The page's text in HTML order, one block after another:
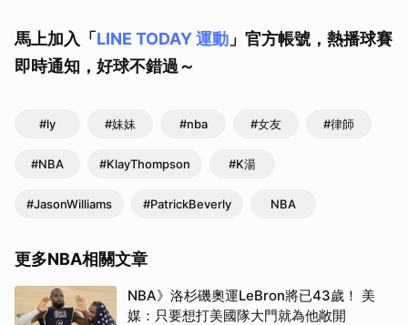
馬上加入「LINE TODAY 運動 」官方帳號，熱播球賽
即時通知，好球不錯過～
#ly #妹妹 #nba #女友 #律師
#NBA #KlayThompson #K湯
#JasonWilliams #PatrickBeverly NBA
更多NBA相關文章
NBA》洛杉磯奧運LeBron將已43歲！ 美
媒：只要想打美國隊大門就為他敞開